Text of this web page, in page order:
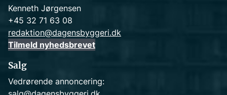
Kenneth Jørgensen
+45 32 71 63 08
redaktion@dagensbyggeri.dk
Tilmeld nyhedsbrevet
Salg
Vedrørende annoncering: